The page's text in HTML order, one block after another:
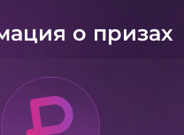
о призах